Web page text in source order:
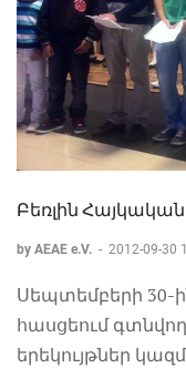
Բեռլին
by AEAE e.V. - 2012-09-30
Սեպտեմբերի 30-
հասցեում գտնվող
երեկույթներ